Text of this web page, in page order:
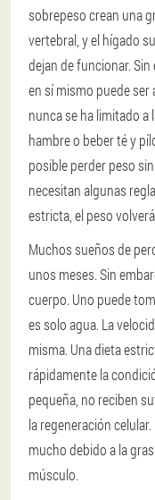
sobrepeso crean una
vertebral, y el hígado
dejan de funcionar.
en sí mismo puede ser
nunca se ha limitado a
hambre o beber té y
posible perder peso
necesitan algunas
estricta, el peso
Muchos sueños de
unos meses. Sin
cuerpo. Uno puede
es solo agua. La
misma. Una dieta
rápidamente la
pequeña, no reciben
la regeneración
mucho debido a la
músculo.